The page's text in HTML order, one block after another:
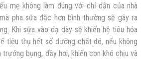
mẹ không làm đúng với chỉ dẫn của nhà
pha sữa đặc hơn bình thường sẽ gây ra
Khi sữa vào dạ dày sẽ khiến hệ tiêu hóa
tiêu thụ hết số dưỡng chất đó, nếu không
bụng, đầy hơi, khiến con khó chịu và